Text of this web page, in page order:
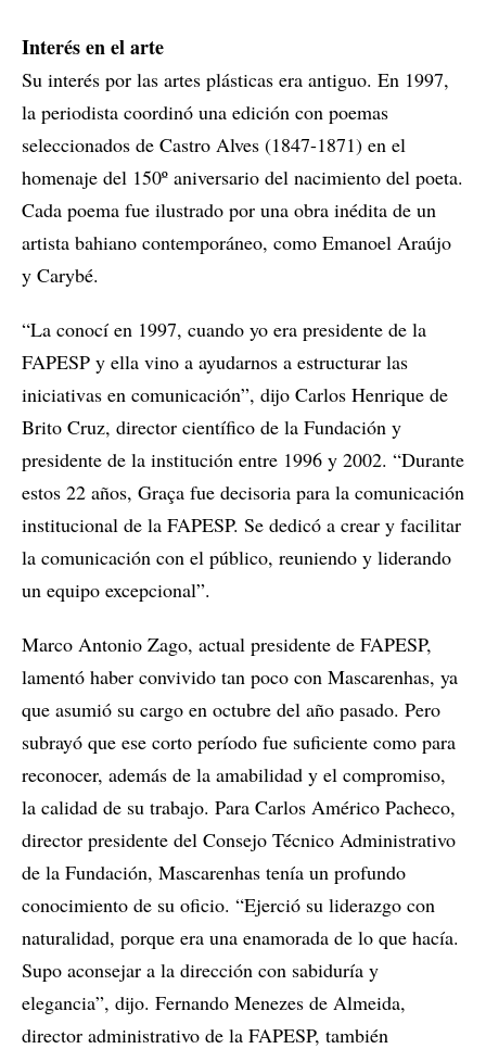
Interés en el arte
Su interés por las artes plásticas era antiguo. En 1997,
la periodista coordinó una edición con poemas
seleccionados de Castro Alves (1847-1871) en el
homenaje del 150º aniversario del nacimiento del poeta.
Cada poema fue ilustrado por una obra inédita de un
artista bahiano contemporáneo, como Emanoel Araújo
y Carybé.
“La conocí en 1997, cuando yo era presidente de la
FAPESP y ella vino a ayudarnos a estructurar las
iniciativas en comunicación”, dijo Carlos Henrique de
Brito Cruz, director científico de la Fundación y
presidente de la institución entre 1996 y 2002. “Durante
estos 22 años, Graça fue decisoria para la comunicación
institucional de la FAPESP. Se dedicó a crear y facilitar
la comunicación con el público, reuniendo y liderando
un equipo excepcional”.
Marco Antonio Zago, actual presidente de FAPESP,
lamentó haber convivido tan poco con Mascarenhas, ya
que asumió su cargo en octubre del año pasado. Pero
subrayó que ese corto período fue suficiente como para
reconocer, además de la amabilidad y el compromiso,
la calidad de su trabajo. Para Carlos Américo Pacheco,
director presidente del Consejo Técnico Administrativo
de la Fundación, Mascarenhas tenía un profundo
conocimiento de su oficio. “Ejerció su liderazgo con
naturalidad, porque era una enamorada de lo que hacía.
Supo aconsejar a la dirección con sabiduría y
elegancia”, dijo. Fernando Menezes de Almeida,
director administrativo de la FAPESP, también